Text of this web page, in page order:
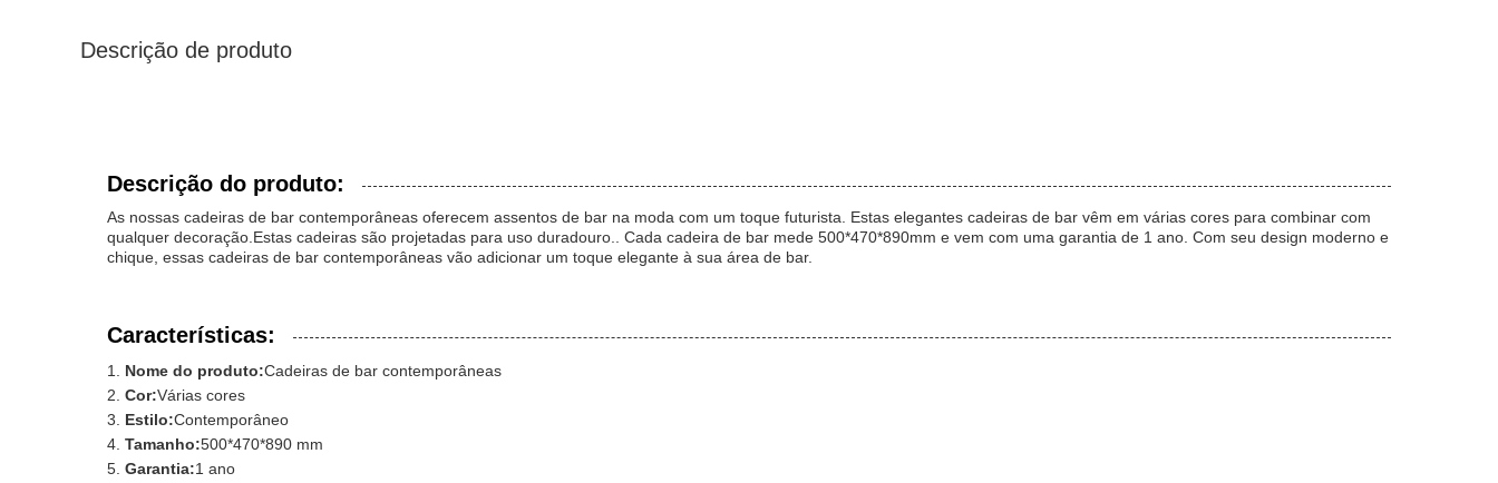
Descrição de produto
Descrição do produto:
As nossas cadeiras de bar contemporâneas oferecem assentos de bar na moda com um toque futurista. Estas elegantes cadeiras de bar vêm em várias cores para combinar com
qualquer decoração.Estas cadeiras são projetadas para uso duradouro.. Cada cadeira de bar mede 500*470*890mm e vem com uma garantia de 1 ano. Com seu design moderno e
chique, essas cadeiras de bar contemporâneas vão adicionar um toque elegante à sua área de bar.
Características:
Nome do produto:Cadeiras de bar contemporâneas
Cor:Várias cores
Estilo:Contemporâneo
Tamanho:500*470*890 mm
Garantia:1 ano